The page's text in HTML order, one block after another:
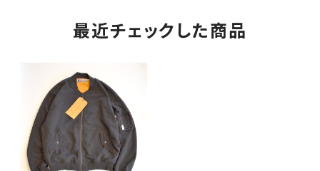
最近チェックした商品